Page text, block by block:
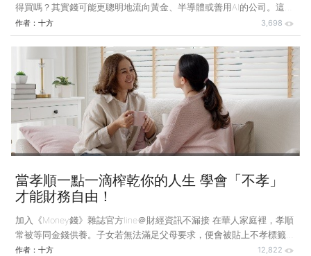
得買嗎？其實錢可能更聰明地流向黃金、半導體或善用AI的公司。這篇
跟你聊聊，怎麼在低利時代找到既能抗通膨、又有成長潛力的好標的，
讓你的投資更安心。 最近有人問我：「老師，現在降息，是不是債券
又可以投資了？」面對這個問題，我想懇切地跟你聊一聊，我對債券的
看法。 我認為，短期債券可能會漲，但不適合長期投資。聯博分析師
Scotti Maggio最近做了一次大規模的長期模擬，他預測未來20年，債
券的年化報酬率大約只有4%～4.25%。而這樣的報酬率，在扣掉通膨
2%之後，真正的增值幅度只剩下2
作者： 十方 3,698
當孝順一點一滴榨乾你的人生 學會「不孝」
才能財務自由！
加入《Money錢》雜誌官方line＠財經資訊不漏接 在華人家庭裡，孝順
常被等同金錢供養。子女若無法滿足父母要求，便會被貼上不孝標籤。
其實，愛不是勒索，養育也不是債務。唯有劃清財務界線，才能在親情
作者： 十方 12,822